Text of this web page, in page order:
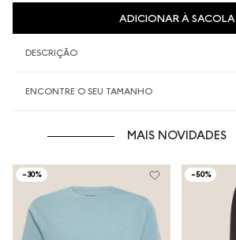
ADICIONAR À SACOLA
DESCRIÇÃO
ENCONTRE O SEU TAMANHO
MAIS NOVIDADES
-30% -50%